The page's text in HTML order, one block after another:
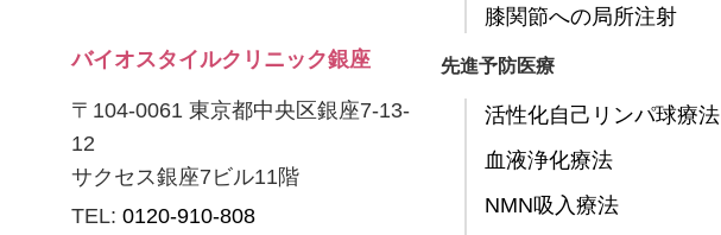
バイオスタイルクリニック銀座
〒104-0061 東京都中央区銀座7-13-
12
サクセス銀座7ビル11階
TEL: 0120-910-808
膝関節への局所注射
先進予防医療
活性化自己リンパ球療法
血液浄化療法
NMN吸入療法